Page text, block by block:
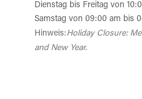
Dienstag bis Freitag von
Samstag von 09:00 am bis
Hinweis:Holiday Closure:
and New Year.